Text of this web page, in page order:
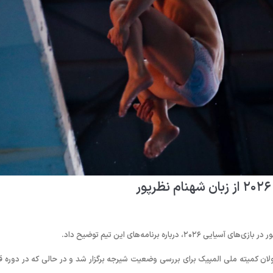
برنامه‌های این تیم توضیح داد.
ملی المپیک برای بررسی وضعیت شیرجه برگزار شد و در حالی که در دوره